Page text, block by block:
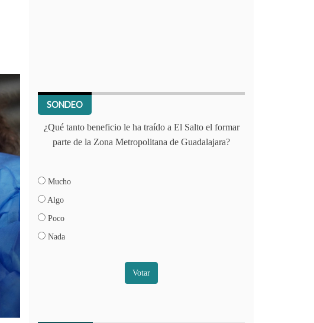
SONDEO
¿Qué tanto beneficio le ha traído a El Salto el formar
parte de la Zona Metropolitana de Guadalajara?
Mucho
Algo
Poco
Nada
Votar